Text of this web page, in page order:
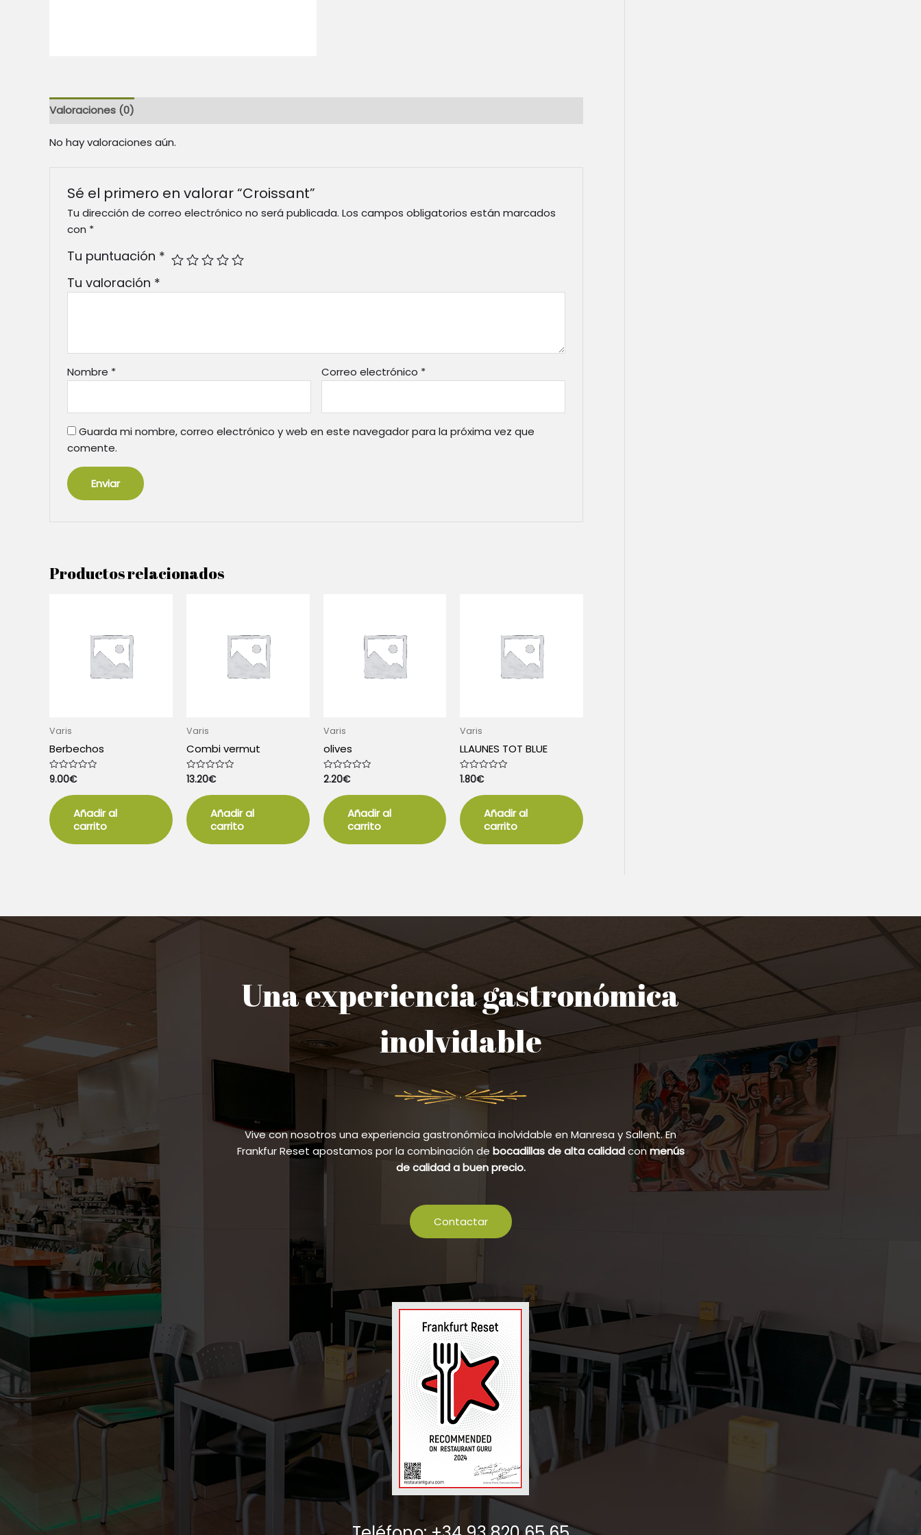
Valoraciones (0)
No hay valoraciones aún.
Sé el primero en valorar “Croissant”
Tu dirección de correo electrónico no será publicada. Los campos obligatorios están marcados
con *
Tu puntuación *
Tu valoración *
Nombre * Correo electrónico *
Guarda mi nombre, correo electrónico y web en este navegador para la próxima vez que
comente.
Productos relacionados
Varis
Berbechos
Valorado
con
de
5
9.00€
Añadir al
carrito
Varis
Combi vermut
Valorado
con
de
5
13.20€
Añadir al
carrito
Varis
olives
Valorado
con
de
5
2.20€
Añadir al
carrito
Varis
LLAUNES TOT BLUE
Valorado
con
de
5
1.80€
Añadir al
carrito
Una experiencia gastronómica
inolvidable
Vive con nosotros una experiencia gastronómica inolvidable en Manresa y Sallent. En
Frankfur Reset apostamos por la combinación de bocadillas de alta calidadconmenús
de calidad a buen precio.
Contactar